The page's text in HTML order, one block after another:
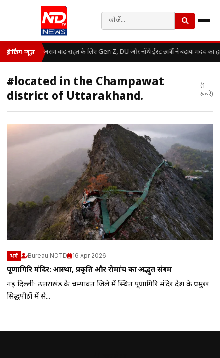
ब्रेकिंग न्यूज़ असम बाढ़ राहत के लिए Gen Z, DU और नॉर्थ ईस्ट छात्रों ने बढ़ाया मदद का
#located in the Champawat
district of Uttarakhand.
(1
खबरें)
धर्म Bureau NOTD 16 Apr 2026
पूर्णागिरि मंदिर: आस्था, प्रकृति और रोमांच का अद्भुत संगम
नई दिल्ली: उत्तराखंड के चम्पावत जिले में स्थित पूर्णागिरि मंदिर देश के प्रमुख
सिद्धपीठों में से...